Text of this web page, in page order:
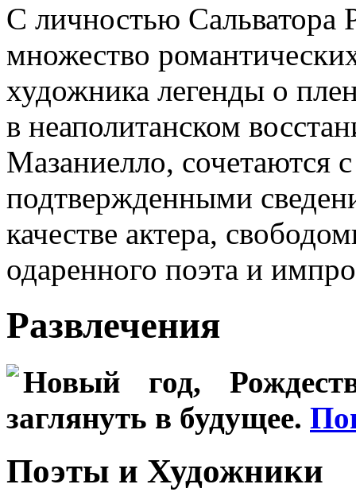
С личностью Сальватора
множество
художника легенды о
в неаполитанском
Мазаниелло, сочетаются
подтвержденными
качестве актера,
одаренного поэта и
Развлечения
Новый год,
заглянуть в будущее.
Поэты и Художники